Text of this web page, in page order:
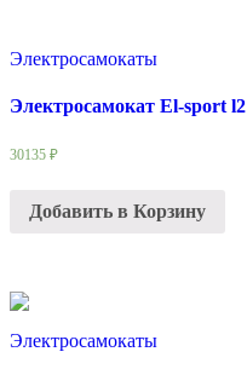
Электросамокаты
Электросамокат El-sport l2
30135 ₽
Добавить в Корзину
Электросамокаты